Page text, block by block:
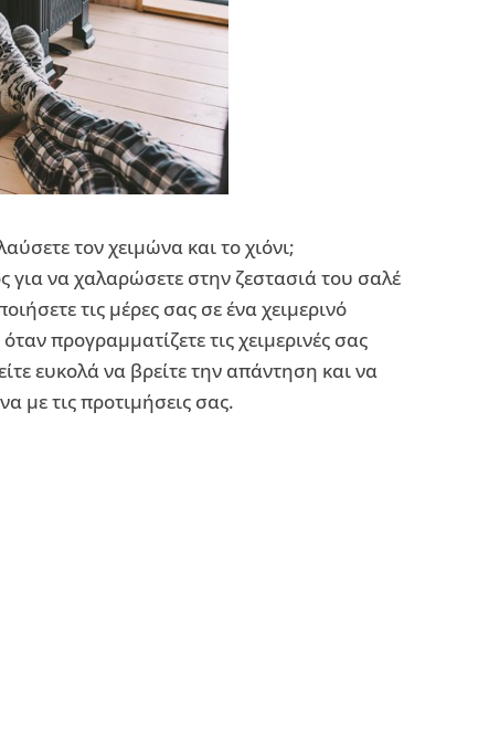
τον χειμώνα και το χιόνι;
για να χαλαρώσετε στην ζεστασιά του σαλέ
τις μέρες σας σε ένα χειμερινό
προγραμματίζετε τις χειμερινές σας
ευκολά να βρείτε την απάντηση και να
με τις προτιμήσεις σας.